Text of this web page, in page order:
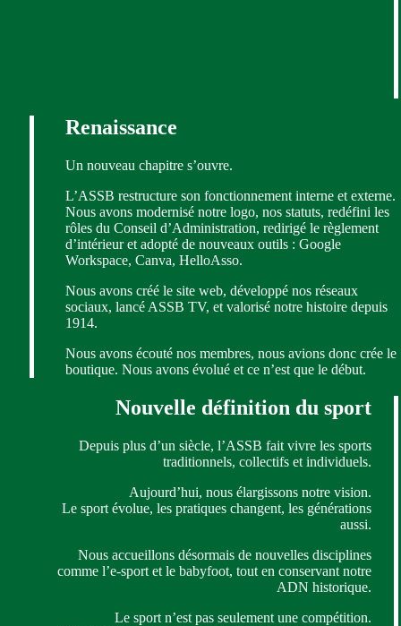
Renaissance
Un nouveau chapitre s’ouvre.
L’ASSB restructure son fonctionnement interne et externe.
Nous avons modernisé notre logo, nos statuts, redéfini les
rôles du Conseil d’Administration, redirigé le règlement
d’intérieur et adopté de nouveaux outils : Google
Workspace, Canva, HelloAsso.
Nous avons créé le site web, développé nos réseaux
sociaux, lancé ASSB TV, et valorisé notre histoire depuis
1914.
Nous avons écouté nos membres, nous avions donc crée le
boutique. Nous avons évolué et ce n’est que le début.
Nouvelle définition du sport
Depuis plus d’un siècle, l’ASSB fait vivre les sports
traditionnels, collectifs et individuels.
Aujourd’hui, nous élargissons notre vision.
Le sport évolue, les pratiques changent, les générations
aussi.
Nous accueillons désormais de nouvelles disciplines
comme l’e-sport et le babyfoot, tout en conservant notre
ADN historique.
Le sport n’est pas seulement une compétition.